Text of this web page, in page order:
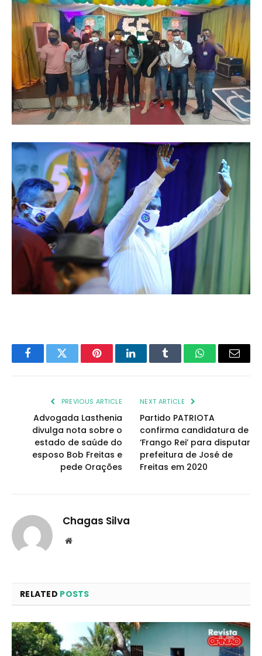
FacebookTwitter PinterestLinkedInTumblr WhatsAppEmail
PREVIOUS ARTICLE
Advogada Lasthenia
divulga nota sobre o
estado de saúde do
esposo Bob Freitas e
pede Orações
NEXT ARTICLE
Partido PATRIOTA
confirma candidatura de
‘Frango Rei’ para disputar
prefeitura de José de
Freitas em 2020
Chagas Silva
Website
RELATED POSTS